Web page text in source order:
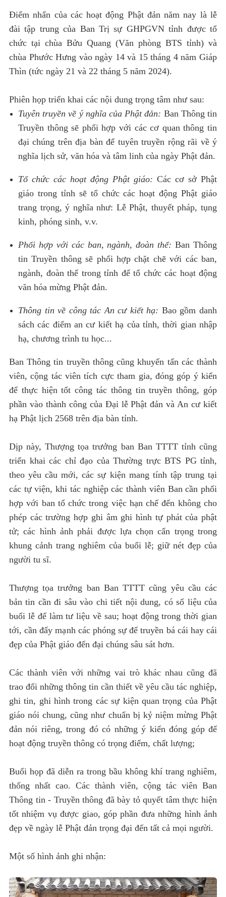
Điểm nhấn của các hoạt động Phật đản năm nay là lễ
đài tập trung của Ban Trị sự GHPGVN tỉnh được tổ
chức tại chùa Bửu Quang (Văn phòng BTS tỉnh) và
chùa Phước Hưng vào ngày 14 và 15 tháng 4 năm Giáp
Thìn (tức ngày 21 và 22 tháng 5 năm 2024).
Phiên họp triển khai các nội dung trọng tâm như sau:
Tuyên truyền về ý nghĩa của Phật đản: Ban Thông tin
Truyền thông sẽ phối hợp với các cơ quan thông tin
đại chúng trên địa bàn để tuyên truyền rộng rãi về ý
nghĩa lịch sử, văn hóa và tâm linh của ngày Phật đản.
Tổ chức các hoạt động Phật giáo: Các cơ sở Phật
giáo trong tỉnh sẽ tổ chức các hoạt động Phật giáo
trang trọng, ý nghĩa như: Lễ Phật, thuyết pháp, tụng
kinh, phóng sinh, v.v.
Phối hợp với các ban, ngành, đoàn thể: Ban Thông
tin Truyền thông sẽ phối hợp chặt chẽ với các ban,
ngành, đoàn thể trong tỉnh để tổ chức các hoạt động
văn hóa mừng Phật đản.
Thông tin về công tác An cư kiết hạ: Bao gồm danh
sách các điểm an cư kiết hạ của tỉnh, thời gian nhập
hạ, chương trình tu học...
Ban Thông tin truyền thông cũng khuyến tấn các thành
viên, cộng tác viên tích cực tham gia, đóng góp ý kiến
để thực hiện tốt công tác thông tin truyền thông, góp
phần vào thành công của Đại lễ Phật đản và An cư kiết
hạ Phật lịch 2568 trên địa bàn tỉnh.
Dịp này, Thượng tọa trưởng ban Ban TTTT tỉnh cũng
triển khai các chỉ đạo của Thường trực BTS PG tỉnh,
theo yêu cầu mới, các sự kiện mang tính tập trung tại
các tự viện, khi tác nghiệp các thành viên Ban cần phối
hợp với ban tổ chức trong việc hạn chế đến không cho
phép các trường hợp ghi âm ghi hình tự phát của phật
tử; các hình ảnh phải được lựa chọn cẩn trọng trong
khung cảnh trang nghiêm của buổi lễ; giữ nét đẹp của
người tu sĩ.
Thượng tọa trưởng ban Ban TTTT cũng yêu cầu các
bản tin cần đi sâu vào chi tiết nội dung, có số liệu của
buổi lễ để làm tư liệu về sau; hoạt động trong thời gian
tới, cần đẩy mạnh các phóng sự để truyền bá cái hay cái
đẹp của Phật giáo đến đại chúng sâu sát hơn.
Các thành viên với những vai trò khác nhau cũng đã
trao đổi những thông tin cần thiết về yêu cầu tác nghiệp,
ghi tin, ghi hình trong các sự kiện quan trọng của Phật
giáo nói chung, cũng như chuẩn bị kỷ niệm mừng Phật
đản nói riêng, trong đó có những ý kiến đóng góp để
hoạt động truyền thông có trọng điểm, chất lượng;
Buổi họp đã diễn ra trong bầu không khí trang nghiêm,
thống nhất cao. Các thành viên, cộng tác viên Ban
Thông tin - Truyền thông đã bày tỏ quyết tâm thực hiện
tốt nhiệm vụ được giao, góp phần đưa những hình ảnh
đẹp về ngày lễ Phật đản trọng đại đến tất cả mọi người.
Một số hình ảnh ghi nhận: